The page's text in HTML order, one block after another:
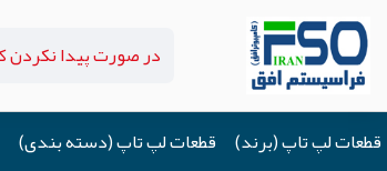
قطعات لپ تاپ (برند) قطعات لپ تاپ (دسته بندی)